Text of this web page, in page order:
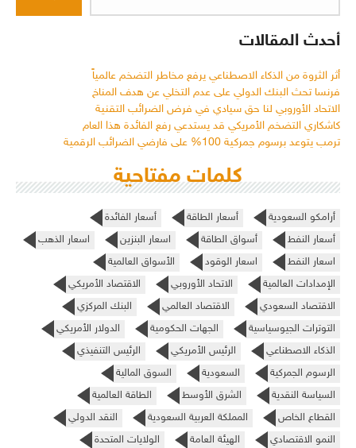
أحدث المقالات
أثر الثروة من الذكاء الاصطناعي يرفع مخاطر التضخم عالمياً
فرنسا تحث البنك الدولي على عدم التخلي عن هدف المناخ
الاتحاد الأوروبي لنا حق سيادي في فرض الضرائب التقنية
كاشكاري التضخم الأمريكي قد يستدعي رفع الفائدة هذا العام
ترمب يتوعد برسوم جمركية 100% على فارضي الضرائب الرقمية
كلمات مفتاحية
أرامكو السعودية أسعار الطاقة
أسعار الفائدة
أسعار النفط
أسواق الطاقة اسعار البنزين
اسعار الذهب
اسعار النفط
اسعار الوقود
الأسواق العالمية
الإمدادات العالمية
الاتحاد الأوروبي
الاقتصاد الأمريكي
الاقتصاد السعودي
الاقتصاد العالمي
البنك المركزي
التوترات الجيوسياسية
الجهات الحكومية
الدولار الأمريكي
الذكاء الاصطناعي
الرئيس الأمريكي
الرئيس التنفيذي
الرسوم الجمركية
السعودية
السوق المالية
السياسة النقدية
الشرق الأوسط
الطاقة العالمية
القطاع الخاص
المملكة العربية السعودية
النقد الدولي
النمو الاقتصادي
الهيئة العامة الولايات المتحدة